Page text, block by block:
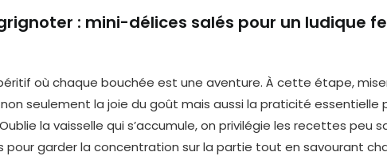
: mini-délices salés pour un ludique
où chaque bouchée est une aventure. À cette étape,
seulement la joie du goût mais aussi la praticité essentielle
la vaisselle qui s’accumule, on privilégie les recettes peu
garder la concentration sur la partie tout en savourant